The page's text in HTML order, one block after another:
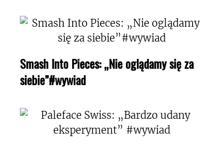
Smash Into Pieces: „Nie oglądamy się za
siebie”#wywiad